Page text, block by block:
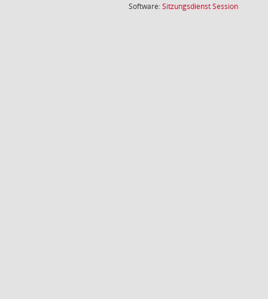
Software:SitzungsdienstSession(Wird in